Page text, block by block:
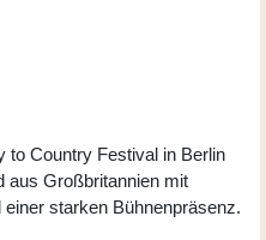
to Country Festival in Berlin
aus Großbritannien mit
starken Bühnenpräsenz.